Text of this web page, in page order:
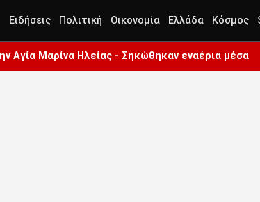
Ειδήσεις Πολιτική Οικονομία Ελλάδα Κόσμος
Aγία Μαρίνα Ηλείας - Σηκώθηκαν εναέρια μέσα